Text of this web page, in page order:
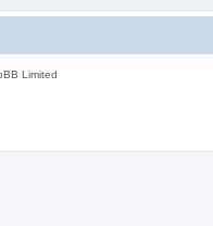
Limited